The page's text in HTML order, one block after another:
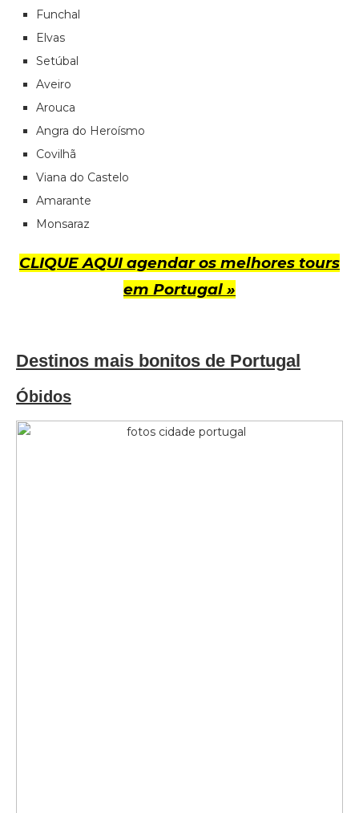
Funchal
Elvas
Setúbal
Aveiro
Arouca
Angra do Heroísmo
Covilhã
Viana do Castelo
Amarante
Monsaraz
CLIQUE AQUI agendar os melhores tours
em Portugal »
Destinos mais bonitos de Portugal
Óbidos